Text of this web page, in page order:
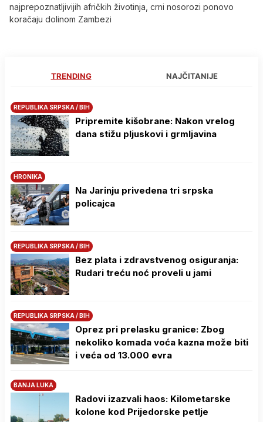
najprepoznatljivijih afričkih životinja, crni nosorozi ponovo
koračaju dolinom Zambezi
TRENDING NAJČITANIJE
REPUBLIKA SRPSKA / BIH
Pripremite kišobrane: Nakon vrelog
dana stižu pljuskovi i grmljavina
HRONIKA
Na Јarinju privedena tri srpska
policajca
REPUBLIKA SRPSKA / BIH
Bez plata i zdravstvenog osiguranja:
Rudari treću noć proveli u jami
REPUBLIKA SRPSKA / BIH
Oprez pri prelasku granice: Zbog
nekoliko komada voća kazna može biti
i veća od 13.000 evra
BANJA LUKA
Radovi izazvali haos: Kilometarske
kolone kod Prijedorske petlje